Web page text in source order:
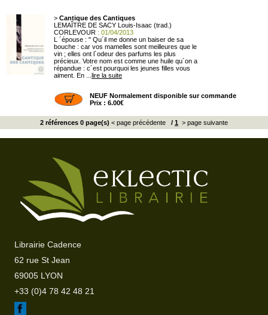
> Cantique des Cantiques
LEMAÎTRE DE SACY Louis-Isaac (trad.)
CORLEVOUR : 01/04/2013
L ´épouse : " Qu´il me donne un baiser de sa
bouche : car vos mamelles sont meilleures que le
vin ; elles ont l´odeur des parfums les plus
précieux. Votre nom est comme une huile qu´on a
répandue : c´est pourquoi les jeunes filles vous
aiment. En ... lire la suite
NEUF Normalement disponible sur commande
Prix : 6.00€
2 références 0 page(s) < page précédente / 1 > page suivante
Librairie Cadence
62 rue St Jean
69005 LYON
+33 (0)4 78 42 48 21